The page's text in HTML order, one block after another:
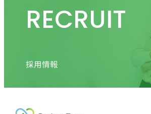
RECRUIT
採用情報